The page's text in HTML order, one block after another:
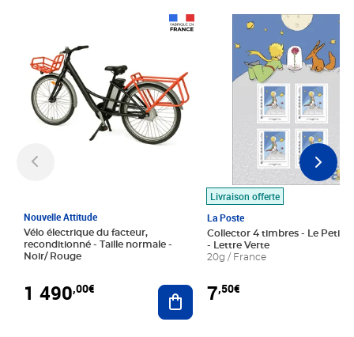
Nouvelle Attitude
Vélo électrique du facteur,
reconditionné - Taille normale -
Noir/ Rouge
1 490,00€ Ajouter au panier
Livraison offerte
La Poste
Collector 4 timbres - Le Petit
- Lettre Verte
20g / France
7,50€
Prix 7,50€